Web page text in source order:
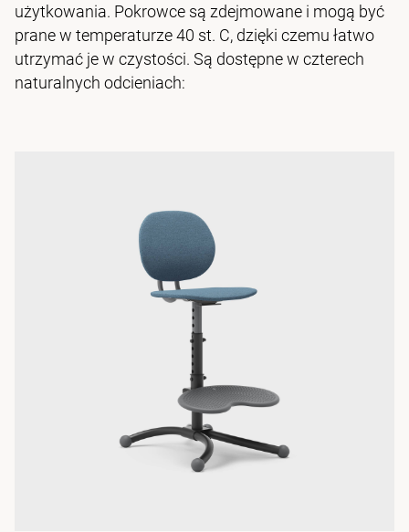
użytkowania. Pokrowce są zdejmowane i mogą być
prane w temperaturze 40 st. C, dzięki czemu łatwo
utrzymać je w czystości. Są dostępne w czterech
naturalnych odcieniach: